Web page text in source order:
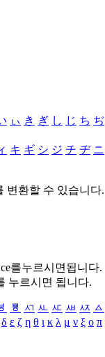
ぃ き ぎ し じ ち ぢ
キ ギ シ ジ チ ヂ ニ
변환할 수 있습니다.
를누르시면됩니다.
누르시면 됩니다.
ㅹ ㅺ ㅻ ㅼ ㅽ ㅾ ㅿ
δ ε ζ η θ ι κ λ μ ν ξ ο π